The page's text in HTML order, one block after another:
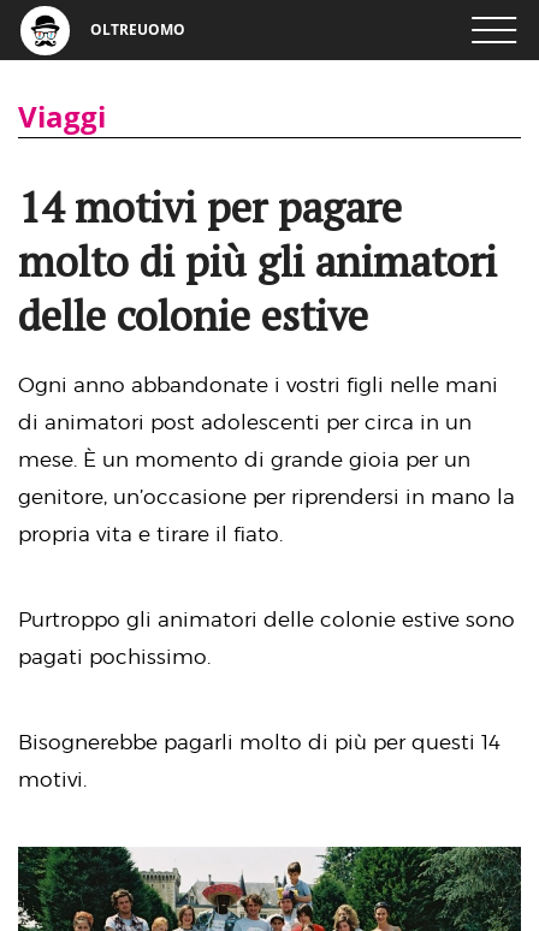
OLTREUOMO
Viaggi
14 motivi per pagare
molto di più gli animatori
delle colonie estive
Ogni anno abbandonate i vostri figli nelle mani
di animatori post adolescenti per circa in un
mese. È un momento di grande gioia per un
genitore, un’occasione per riprendersi in mano la
propria vita e tirare il fiato.
Purtroppo gli animatori delle colonie estive sono
pagati pochissimo.
Bisognerebbe pagarli molto di più per questi 14
motivi.